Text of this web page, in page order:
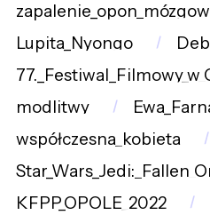
Lupita_Nyongo
modlitwy
współczesna_kobieta
KFPP_OPOLE_2022